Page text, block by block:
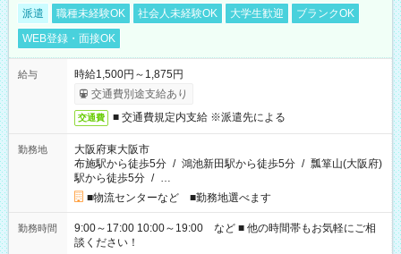
派遣 職種未経験OK 社会人未経験OK 大学生歓迎
ブランクOK
WEB登録・面接OK
給与
時給1,500円～1,875円
交通費別途支給あり
交通費 ■ 交通費規定内支給 ※派遣先による
勤務地
大阪府東大阪市
布施駅から徒歩5分 / 鴻池新田駅から徒歩5分 / 瓢箪山(大阪府)
駅から徒歩5分 / …
■物流センターなど ■勤務地選べます
勤務時間
9:00～17:00 10:00～19:00 など ■ 他の時間帯もお気軽にご相
談ください！